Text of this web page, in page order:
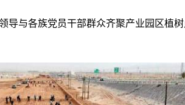
与各族党员干部群众齐聚产业园区植